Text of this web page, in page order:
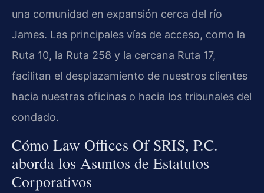
una comunidad en expansión cerca del río
James. Las principales vías de acceso, como la
Ruta 10, la Ruta 258 y la cercana Ruta 17,
facilitan el desplazamiento de nuestros clientes
hacia nuestras oficinas o hacia los tribunales del
condado.
Cómo Law Offices Of SRIS, P.C.
aborda los Asuntos de Estatutos
Corporativos